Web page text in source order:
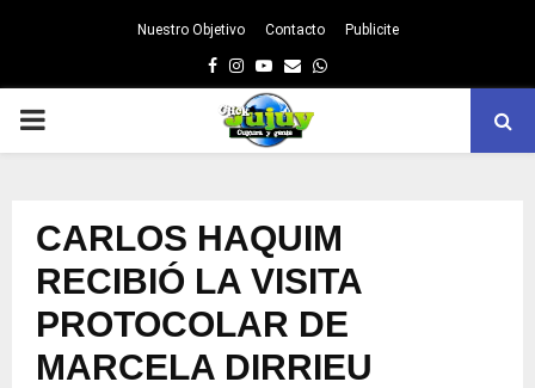
Nuestro Objetivo Contacto Publicite
Facebook
Instagram
Youtube
EmailWhatsapp
PRIMARY
CARLOS HAQUIM
RECIBIÓ LA VISITA
PROTOCOLAR DE
MARCELA DIRRIEU